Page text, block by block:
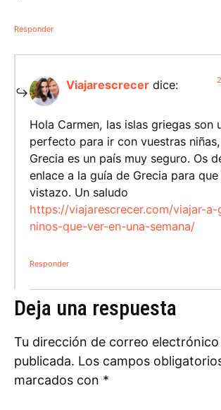
Responder
Viajarescrecer dice:
Hola Carmen, las islas griegas son
perfecto para ir con vuestras
Grecia es un país muy seguro. Os
enlace a la guía de Grecia para
vistazo. Un saludo
https://viajarescrecer.com/viajar-
ninos-que-ver-en-una-semana/
Responder
Deja una respuesta
Tu dirección de correo electrónico
publicada. Los campos
marcados con *